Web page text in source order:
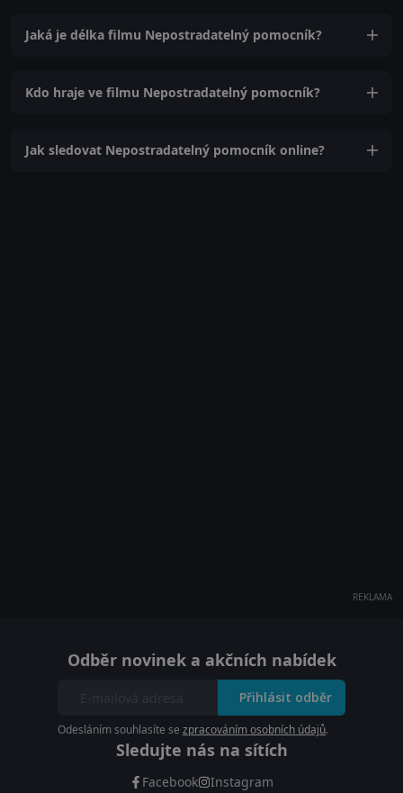
Jaká je délka filmu Nepostradatelný pomocník?
Kdo hraje ve filmu Nepostradatelný pomocník?
Jak sledovat Nepostradatelný pomocník online?
REKLAMA
Odběr novinek a akčních nabídek
Přihlásit odběr
Odesláním souhlasíte se zpracováním osobních údajů.
Sledujte nás na sítích
Facebook Instagram